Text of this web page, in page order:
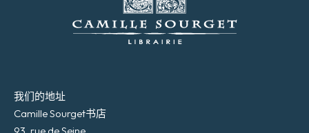
我们的地址
Camille Sourget书店